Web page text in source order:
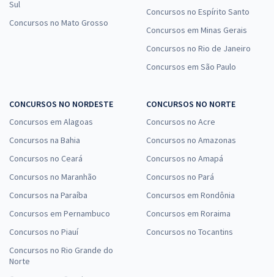
Sul
Concursos no Mato Grosso
Concursos no Espírito Santo
Concursos em Minas Gerais
Concursos no Rio de Janeiro
Concursos em São Paulo
CONCURSOS NO NORDESTE
Concursos em Alagoas
Concursos na Bahia
Concursos no Ceará
Concursos no Maranhão
Concursos na Paraíba
Concursos em Pernambuco
Concursos no Piauí
Concursos no Rio Grande do
Norte
CONCURSOS NO NORTE
Concursos no Acre
Concursos no Amazonas
Concursos no Amapá
Concursos no Pará
Concursos em Rondônia
Concursos em Roraima
Concursos no Tocantins